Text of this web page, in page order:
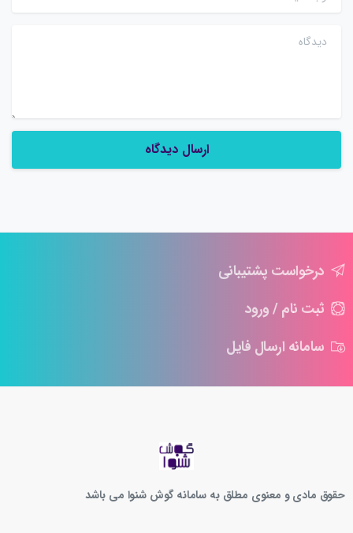
دیدگاه
درخواست پشتیبانی
ثبت نام / ورود
سامانه ارسال فایل
حقوق مادی و معنوی مطلق به سامانه گوش شنوا می باشد